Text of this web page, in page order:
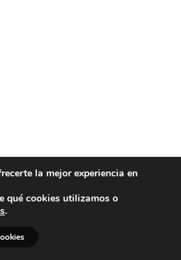
la mejor experiencia en
qué cookies utilizamos o
.